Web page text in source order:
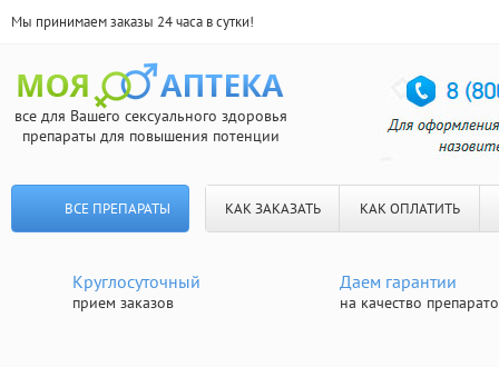
Мы принимаем заказы 24 часа в сутки!
все для Вашего сексуального здоровья
препараты для повышения потенции
ВСЕ ПРЕПАРАТЫ КАК ЗАКАЗАТЬ КАК ОПЛАТИТЬ
Круглосуточный
прием заказов
Даем гарантии
на качество